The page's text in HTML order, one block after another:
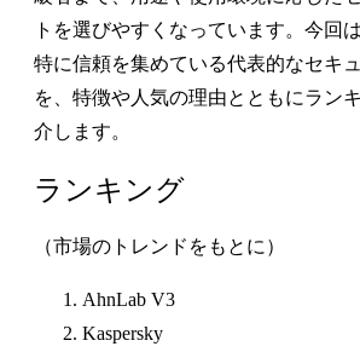
トを選びやすくなっています。今回
特に信頼を集めている代表的なセキ
を、特徴や人気の理由とともにラン
介します。
ランキング
（市場のトレンドをもとに）
AhnLab V3
Kaspersky